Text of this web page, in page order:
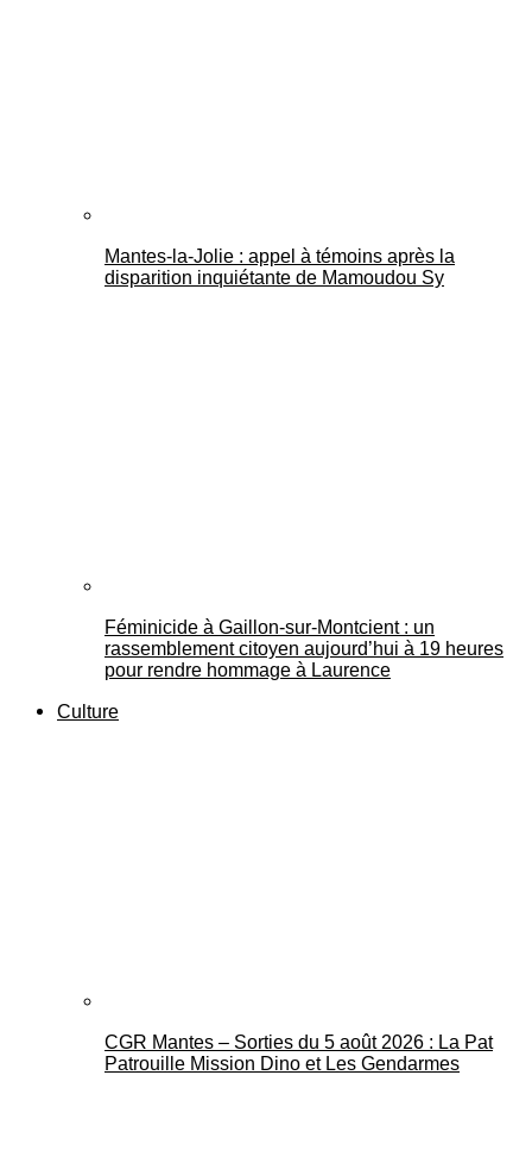
Mantes-la-Jolie : appel à témoins après la
disparition inquiétante de Mamoudou Sy
Féminicide à Gaillon‑sur‑Montcient : un
rassemblement citoyen aujourd’hui à 19 heures
pour rendre hommage à Laurence
Culture
CGR Mantes – Sorties du 5 août 2026 : La Pat
Patrouille Mission Dino et Les Gendarmes